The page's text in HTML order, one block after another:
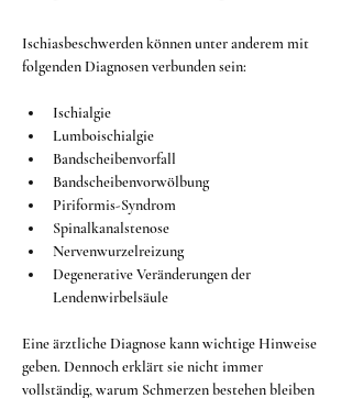
Ischiasbeschwerden können unter anderem mit
folgenden Diagnosen verbunden sein:
Ischialgie
Lumboischialgie
Bandscheibenvorfall
Bandscheibenvorwölbung
Piriformis-Syndrom
Spinalkanalstenose
Nervenwurzelreizung
Degenerative Veränderungen der
Lendenwirbelsäule
Eine ärztliche Diagnose kann wichtige Hinweise
geben. Dennoch erklärt sie nicht immer
vollständig, warum Schmerzen bestehen bleiben